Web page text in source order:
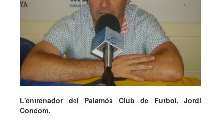
L'entrenador del Palamós Club de Futbol, Jordi
Condom.